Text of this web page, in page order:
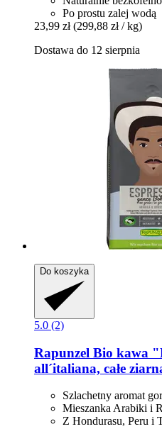
Po prostu zalej wodą
23,99 zł (299,88 zł / kg)
Dostawa do 12 sierpnia
Do koszyka
5.0 (2)
Rapunzel Bio kawa
all´italiana, całe
Szlachetny aromat
Mieszanka Arabiki i
Z Hondurasu, Peru i